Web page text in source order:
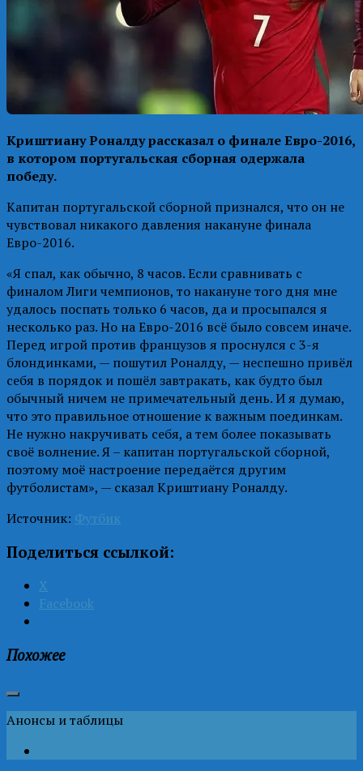
Криштиану Роналду рассказал о финале Евро-2016,
в котором португальская сборная одержала
победу.
Капитан португальской сборной признался, что он не
чувствовал никакого давления накануне финала
Евро-2016.
«Я спал, как обычно, 8 часов. Если сравнивать с
финалом Лиги чемпионов, то накануне того дня мне
удалось поспать только 6 часов, да и просыпался я
несколько раз. Но на Евро-2016 всё было совсем иначе.
Перед игрой против французов я проснулся с 3-я
блондинками, — пошутил Роналду, — неспешно привёл
себя в порядок и пошёл завтракать, как будто был
обычный ничем не примечательный день. И я думаю,
что это правильное отношение к важным поединкам.
Не нужно накручивать себя, а тем более показывать
своё волнение. Я – капитан португальской сборной,
поэтому моё настроение передаётся другим
футболистам», — сказал Криштиану Роналду.
Источник: Футбик
Поделиться ссылкой:
X
Facebook
Похожее
Анонсы и таблицы